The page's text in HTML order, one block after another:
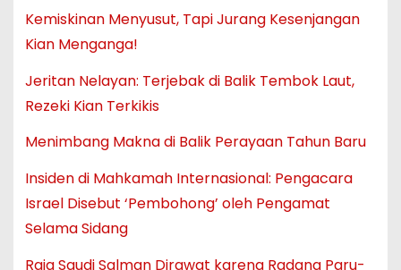
Kemiskinan Menyusut, Tapi Jurang Kesenjangan
Kian Menganga!
Jeritan Nelayan: Terjebak di Balik Tembok Laut,
Rezeki Kian Terkikis
Menimbang Makna di Balik Perayaan Tahun Baru
Insiden di Mahkamah Internasional: Pengacara
Israel Disebut ‘Pembohong’ oleh Pengamat
Selama Sidang
Raja Saudi Salman Dirawat karena Radang Paru-